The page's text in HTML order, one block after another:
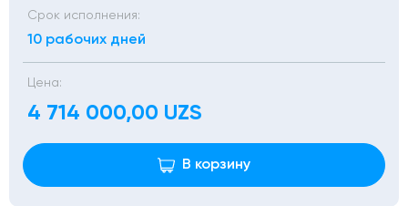
Срок исполнения:
10 рабочих дней
Цена:
4 714 000,00 UZS
В корзину